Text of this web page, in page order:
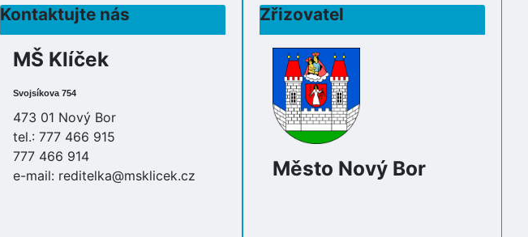
Kontaktujte nás
MŠ Klíček
Svojsíkova 754
473 01 Nový Bor
tel.: 777 466 915
777 466 914
e-mail: reditelka@msklicek.cz
Zřizovatel
Město Nový Bor